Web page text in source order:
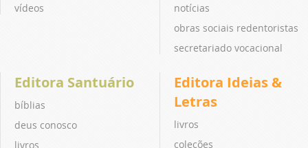
vídeos
notícias
obras sociais redentoristas
secretariado vocacional
Editora Santuário
bíblias
deus conosco
livros
Editora Ideias &
Letras
livros
coleções